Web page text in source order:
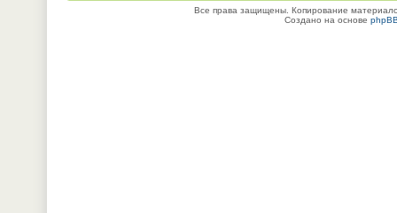
Все права защищены. Копирование
Создано на основе